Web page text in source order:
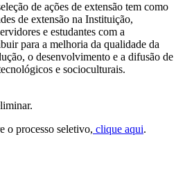
de ações de extensão tem como
de extensão na Instituição,
e estudantes com a
para a melhoria da qualidade da
o desenvolvimento e a difusão de
e socioculturais.
o processo seletivo, clique aqui. ​